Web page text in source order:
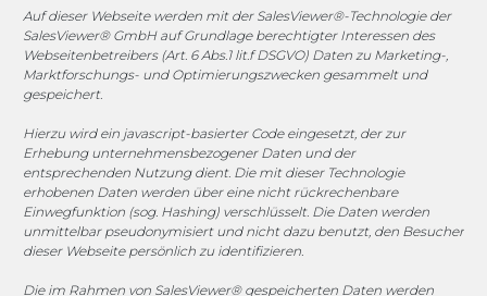
Auf dieser Webseite werden mit der SalesViewer®-Technologie der
SalesViewer® GmbH auf Grundlage berechtigter Interessen des
Webseitenbetreibers (Art. 6 Abs.1 lit.f DSGVO) Daten zu Marketing-,
Marktforschungs- und Optimierungszwecken gesammelt und
gespeichert.
Hierzu wird ein javascript-basierter Code eingesetzt, der zur
Erhebung unternehmensbezogener Daten und der
entsprechenden Nutzung dient. Die mit dieser Technologie
erhobenen Daten werden über eine nicht rückrechenbare
Einwegfunktion (sog. Hashing) verschlüsselt. Die Daten werden
unmittelbar pseudonymisiert und nicht dazu benutzt, den Besucher
dieser Webseite persönlich zu identifizieren.
Die im Rahmen von SalesViewer® gespeicherten Daten werden
Sponsoring
1. FC Monheim
COOKIE-RICHTLINIE (EU)
© 2025 MEGASOFT® IT GmbH & Co. KG |